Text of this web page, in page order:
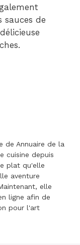
sauces de
de Annuaire de la
cuisine depuis
plat qu'elle
aventure
elle
ligne afin de
pour l'art